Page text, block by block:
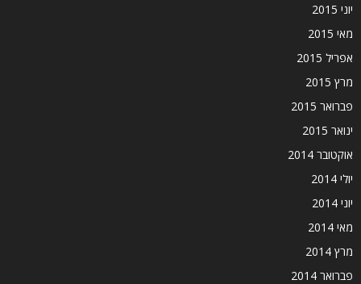
יוני 2015
מאי 2015
אפריל 2015
מרץ 2015
פברואר 2015
ינואר 2015
אוקטובר 2014
יולי 2014
יוני 2014
מאי 2014
מרץ 2014
פברואר 2014